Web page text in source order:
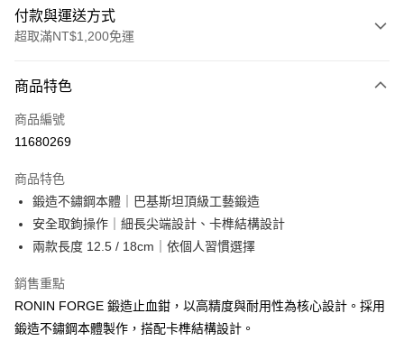
付款與運送方式
超取滿NT$1,200免運
信用卡一次付款
信用卡分期付款
合作金庫商業銀行
華南商業銀行
彰化商業銀行
上海商業儲蓄銀行
台北富邦商業銀行
國泰世華商業銀行
兆豐國際商業銀行
匯豐（台灣）商業銀行
聯邦商業銀行
遠東國際商業銀行
元大商業銀行
永豐商業銀行
超商取貨付款
Apple Pay
悠遊付
大哥付你分期
商品特色
商品編號
11680269
商品特色
鍛造不鏽鋼本體｜巴基斯坦頂級工藝鍛造
安全取鉤操作｜細長尖端設計、卡榫結構設計
兩款長度 12.5 / 18cm｜依個人習慣選擇
銷售重點
RONIN FORGE 鍛造止血鉗，以高精度與耐用性為核心設計。採用
鍛造不鏽鋼本體製作，搭配卡榫結構設計。